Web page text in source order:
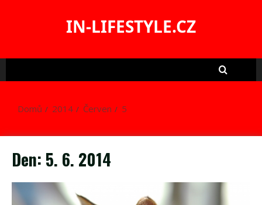
IN-LIFESTYLE.CZ
Domů 2014 Červen 5
Den: 5. 6. 2014